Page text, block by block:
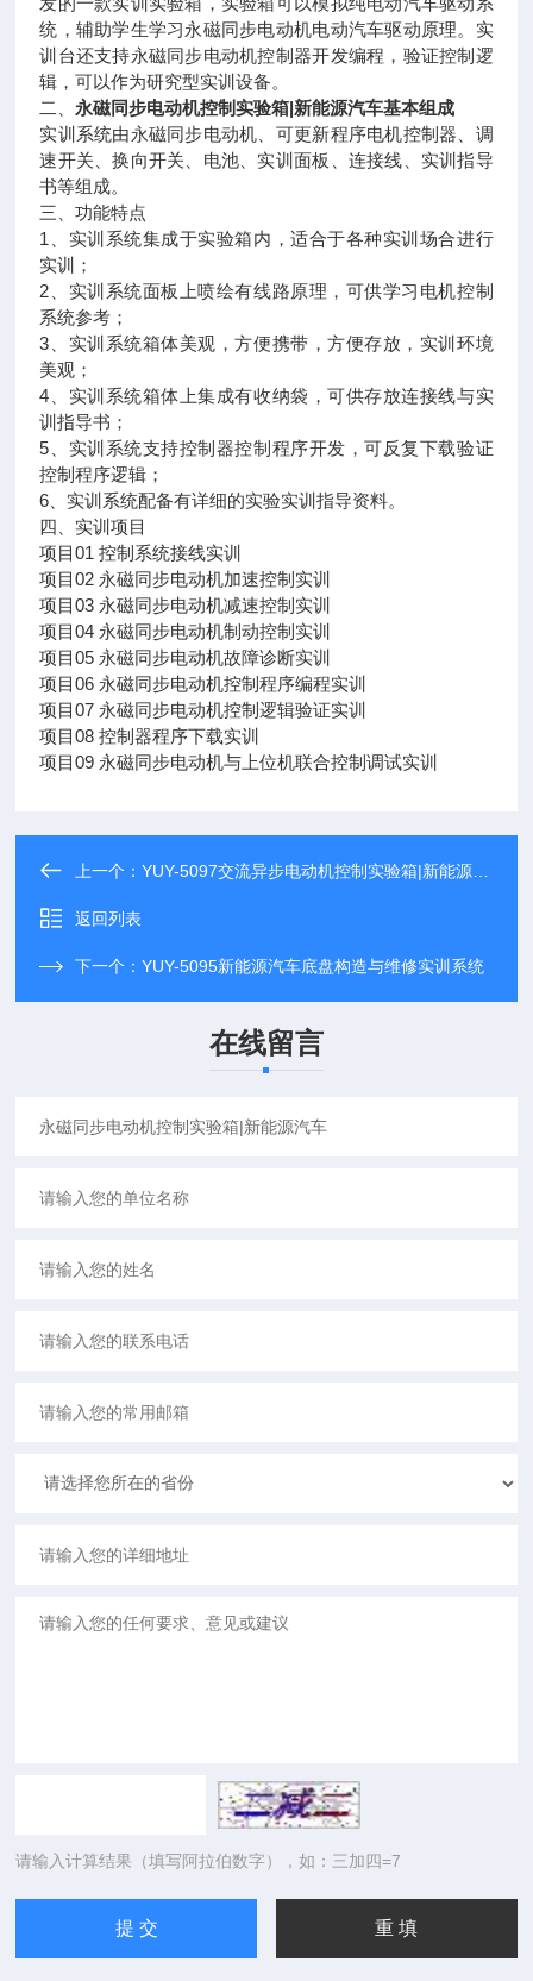
统，辅助学生学习永磁同步电动机电动汽车驱动原理。实
训台还支持永磁同步电动机控制器开发编程，验证控制逻
辑，可以作为研究型实训设备。
二、 永磁同步电动机控制实验箱|新能源汽车基本组成
实训系统由永磁同步电动机、可更新程序电机控制器、调
速开关、换向开关、电池、实训面板、连接线、实训指导
书等组成。
三、功能特点
1、实训系统集成于实验箱内，适合于各种实训场合进行
实训；
2、实训系统面板上喷绘有线路原理，可供学习电机控制
系统参考；
3、实训系统箱体美观，方便携带，方便存放，实训环境
美观；
4、实训系统箱体上集成有收纳袋，可供存放连接线与实
训指导书；
5、实训系统支持控制器控制程序开发，可反复下载验证
控制程序逻辑；
6、实训系统配备有详细的实验实训指导资料。
四、实训项目
项目01 控制系统接线实训
项目02 永磁同步电动机加速控制实训
项目03 永磁同步电动机减速控制实训
项目04 永磁同步电动机制动控制实训
项目05 永磁同步电动机故障诊断实训
项目06 永磁同步电动机控制程序编程实训
项目07 永磁同步电动机控制逻辑验证实训
项目08 控制器程序下载实训
项目09 永磁同步电动机与上位机联合控制调试实训
上一个：YUY-5097交流异步电动机控制实验箱|新能源汽车
返回列表
下一个：YUY-5095新能源汽车底盘构造与维修实训系统
在线留言
请输入计算结果（填写阿拉伯数字），如：三加四=7